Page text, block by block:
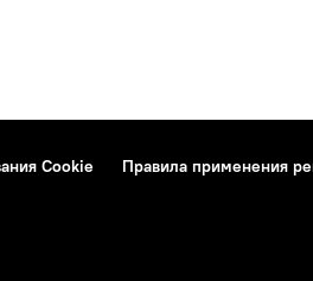
Cookie
Правила применения